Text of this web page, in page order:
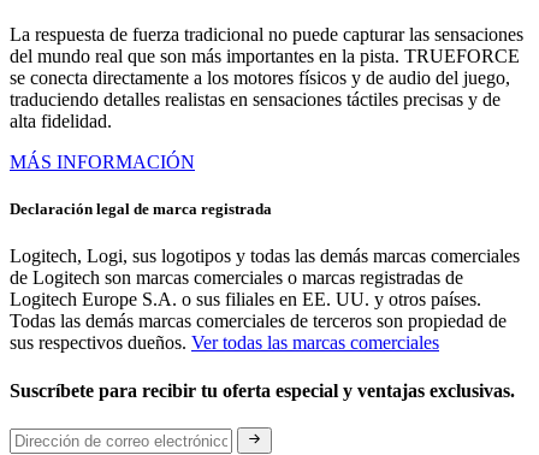
La respuesta de fuerza tradicional no puede capturar las sensaciones
del mundo real que son más importantes en la pista. TRUEFORCE
se conecta directamente a los motores físicos y de audio del juego,
traduciendo detalles realistas en sensaciones táctiles precisas y de
alta fidelidad.
MÁS INFORMACIÓN
Declaración legal de marca registrada
Logitech, Logi, sus logotipos y todas las demás marcas comerciales
de Logitech son marcas comerciales o marcas registradas de
Logitech Europe S.A. o sus filiales en EE. UU. y otros países.
Todas las demás marcas comerciales de terceros son propiedad de
sus respectivos dueños. Ver todas las marcas comerciales
Suscríbete para recibir tu oferta especial y ventajas exclusivas.